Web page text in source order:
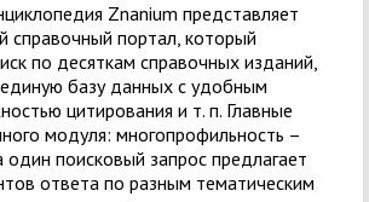
Znanium представляет
справочный портал, который
по десяткам справочных изданий,
базу данных с удобным
цитирования и т. п. Главные
модуля: многопрофильность –
один поисковый запрос предлагает
ответа по разным тематическим